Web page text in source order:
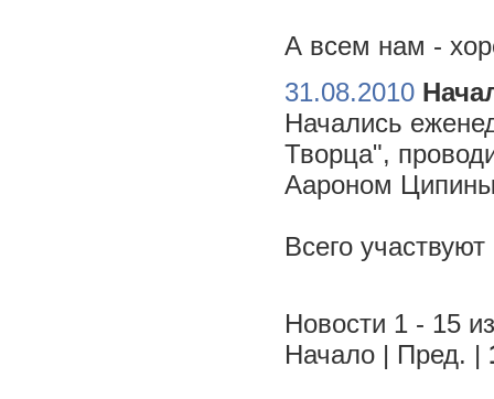
А всем нам -
31.08.2010
Начались
Творца",
Аароном
Всего
Новости 1 - 15
Начало | Пред. |